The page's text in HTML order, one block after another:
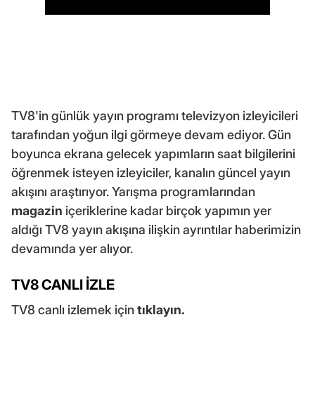
TV8'in günlük yayın programı televizyon izleyicileri
tarafından yoğun ilgi görmeye devam ediyor. Gün
boyunca ekrana gelecek yapımların saat bilgilerini
öğrenmek isteyen izleyiciler, kanalın güncel yayın
akışını araştırıyor. Yarışma programlarından
magazin içeriklerine kadar birçok yapımın yer
aldığı TV8 yayın akışına ilişkin ayrıntılar haberimizin
devamında yer alıyor.
TV8 CANLI İZLE
TV8 canlı izlemek içintıklayın.